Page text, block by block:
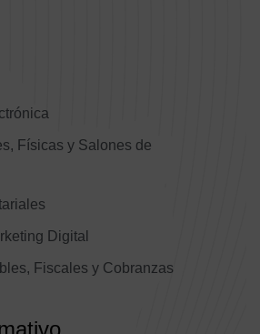
Físicas y Salones de
Digital
Fiscales y Cobranzas